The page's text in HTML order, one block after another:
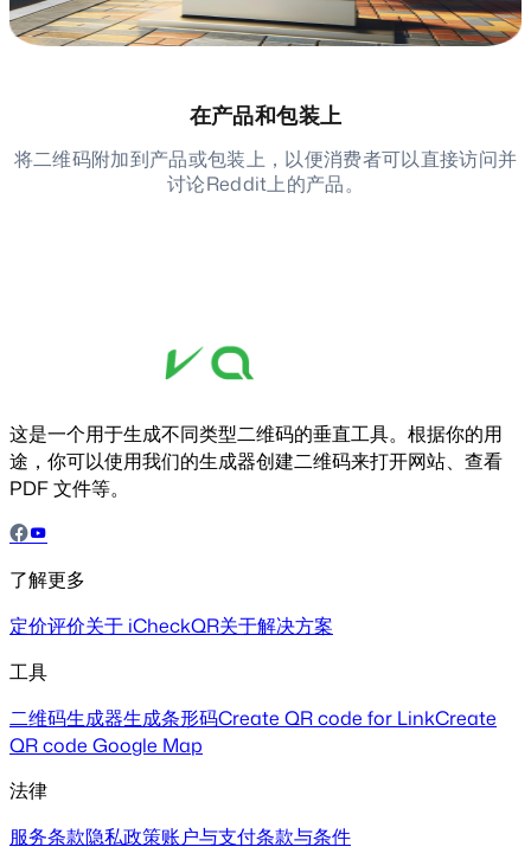
在产品和包装上
将二维码附加到产品或包装上，以便消费者可以直接访问并
讨论Reddit上的产品。
这是一个用于生成不同类型二维码的垂直工具。根据你的用
途，你可以使用我们的生成器创建二维码来打开网站、查看
PDF 文件等。
了解更多
定价评价关于 iCheckQR关于解决方案
工具
二维码生成器生成条形码Create QR code for LinkCreate
QR code Google Map
法律
服务条款隐私政策账户与支付条款与条件